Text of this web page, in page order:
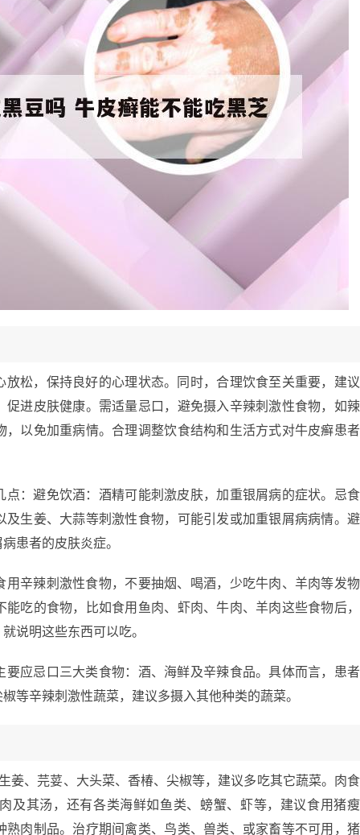
松，保持良好的心理状态。同时，合理饮食至关重要，建议
进皮肤健康。需适量忌口，避免摄入辛辣刺激性食物，如辣
以免加重病情。合理调整饮食结构和生活方式对牛皮癣患者
：避免饮酒：酒精可能刺激皮肤，加重银屑病的症状。忌食
生姜、大蒜等刺激性食物，可能引发或加重银屑病病情。避
患者的皮肤炎症。
辛辣刺激性食物，不要抽烟、喝酒，少吃牛肉、羊肉等发物
吃的食物，比如食用鱼肉、虾肉、牛肉、羊肉这些食物后，
说明这些东西可以吃。
应忌口三大类食物：酒、海鲜及辛辣食品。具体而言，患者
等辛辣刺激性蔬菜，建议多摄入其他种类的蔬菜。
姜、芫荽、大头菜、香椿、尖椒等，建议多吃其它蔬菜。肉食
及其汤，还有各类海鲜如鱼类、螃蟹、虾等，建议食用猪瘦
肉制品。治疗期间禽类、鸟类、兽类、或家畜等不可用，猪